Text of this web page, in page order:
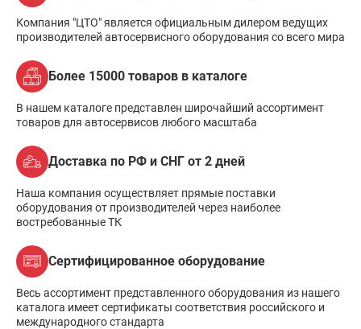
Компания "ЦТО" является официальным дилером ведущих
производителей автосервисного оборудования со всего мира
Более 15000 товаров в каталоге
В нашем каталоге представлен широчайший ассортимент
товаров для автосервисов любого масштаба
Доставка по РФ и СНГ от 2 дней
Наша компания осуществляет прямые поставки
оборудования от производителей через наиболее
востребованные ТК
Сертифицированное оборудование
Весь ассортимент представленного оборудования из нашего
каталога имеет сертификаты соответствия российского и
международного стандарта